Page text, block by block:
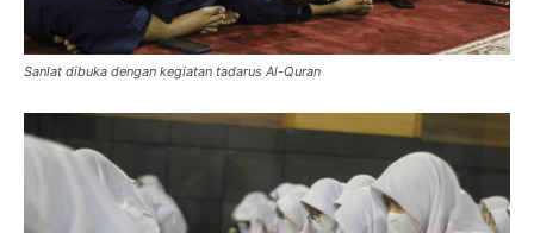
Sanlat dibuka dengan kegiatan tadarus Al-Quran